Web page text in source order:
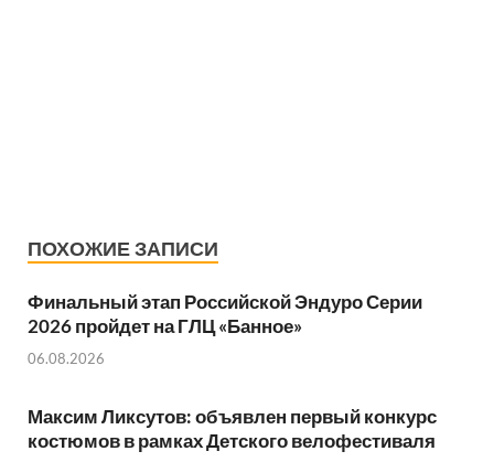
ПОХОЖИЕ ЗАПИСИ
Финальный этап Российской Эндуро Серии
2026 пройдет на ГЛЦ «Банное»
06.08.2026
Максим Ликсутов: объявлен первый конкурс
костюмов в рамках Детского велофестиваля